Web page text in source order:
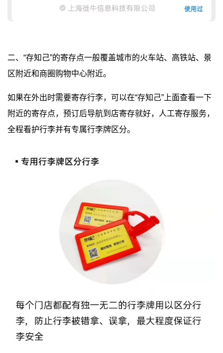
二、“存知己”的寄存点一般覆盖城市的火车站、高铁站、景
区附近和商圈购物中心附近。
如果在外出时需要寄存行李，可以在“存知己”上面查看一下
附近的寄存点，预订后导航到店寄存就好，人工寄存服务，
全程看护行李并有专属行李牌区分。